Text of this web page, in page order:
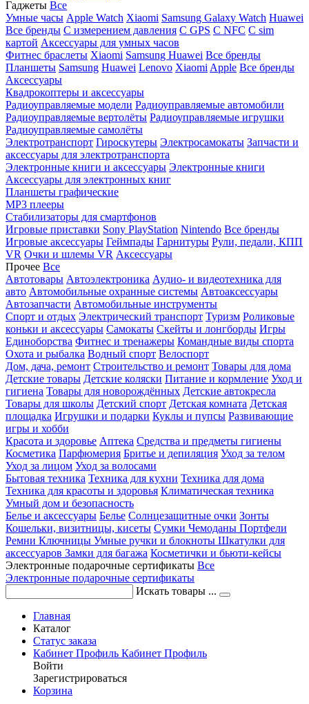
Гаджеты Все
Умные часы Apple Watch Xiaomi Samsung Galaxy Watch Huawei
Все бренды C измерением давления C GPS C NFC C sim
картой Аксессуары для умных часов
Фитнес браслеты Xiaomi Samsung Huawei Все бренды
Планшеты Samsung Huawei Lenovo Xiaomi Apple Все бренды
Аксессуары
Квадрокоптеры и аксессуары
Радиоуправляемые модели Радиоуправляемые автомобили
Радиоуправляемые вертолёты Радиоуправляемые игрушки
Радиоуправляемые самолёты
Электротранспорт Гироскутеры Электросамокаты Запчасти и
аксессуары для электротранспорта
Электронные книги и аксессуары Электронные книги
Аксессуары для электронных книг
Планшеты графические
MP3 плееры
Стабилизаторы для смартфонов
Игровые приставки Sony PlayStation Nintendo Все бренды
Игровые аксессуары Геймпады Гарнитуры Рули, педали, КПП
VR Очки и шлемы VR Аксессуары
Прочее Все
Автотовары Автоэлектроника Аудио- и видеотехника для
авто Автомобильные охранные системы Автоаксессуары
Автозапчасти Автомобильные инструменты
Спорт и отдых Электрический транспорт Туризм Роликовые
коньки и аксессуары Самокаты Скейты и лонгборды Игры
Единоборства Фитнес и тренажеры Командные виды спорта
Охота и рыбалка Водный спорт Велоспорт
Дом, дача, ремонт Строительство и ремонт Товары для дома
Детские товары Детские коляски Питание и кормление Уход и
гигиена Товары для новорождённых Детские автокресла
Товары для школы Детский спорт Детская комната Детская
площадка Игрушки и подарки Куклы и пупсы Развивающие
игры и хобби
Красота и здоровье Аптека Средства и предметы гигиены
Косметика Парфюмерия Бритье и депиляция Уход за телом
Уход за лицом Уход за волосами
Бытовая техника Техника для кухни Техника для дома
Техника для красоты и здоровья Климатическая техника
Умный дом и безопасность
Белье и аксессуары Белье Солнцезащитные очки Зонты
Кошельки, визитницы, кисеты Сумки Чемоданы Портфели
Ремни Ключницы Умные ручки и блокноты Шкатулки для
аксессуаров Замки для багажа Косметички и бьюти-кейсы
Электронные подарочные сертификаты Все
Электронные подарочные сертификаты
Искать товары ...
Главная
Каталог
Статус заказа
Кабинет Профиль Кабинет Профиль
Войти
Зарегистрироваться
Корзина